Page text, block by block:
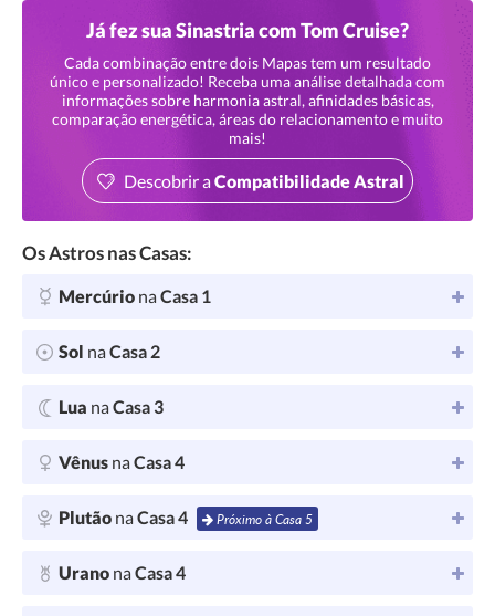
Já fez sua Sinastria com Tom Cruise?
Cada combinação entre dois Mapas tem um resultado
único e personalizado! Receba uma análise detalhada com
informações sobre harmonia astral, afinidades básicas,
comparação energética, áreas do relacionamento e muito
mais!
Descobrir aCompatibilidade Astral
Os Astros nas Casas:
Mercúrio naCasa 1
Sol naCasa 2
Lua naCasa 3
Vênus naCasa 4
Plutão naCasa 4 Próximo à Casa 5
Urano naCasa 4